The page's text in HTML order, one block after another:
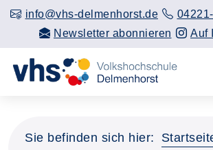
info@vhs-delmenhorst.de
Newsletter abonnieren
Auf
Sie befinden sich hier: